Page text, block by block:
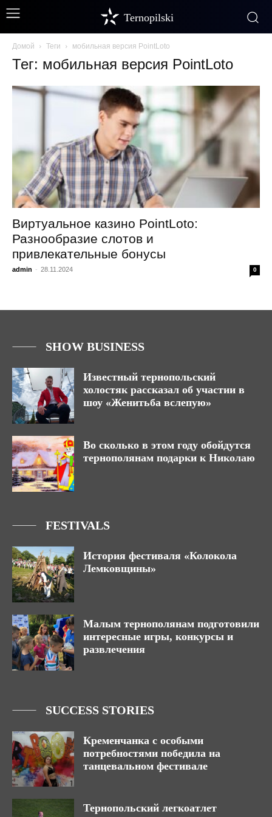
Ternopilski
Домой Теги мобильная версия PointLoto
Тег: мобильная версия PointLoto
Виртуальное казино PointLoto:
Разнообразие слотов и
привлекательные бонусы
admin - 28.11.2024 0
SHOW BUSINESS
Известный тернопольский
холостяк рассказал об участии в
шоу «Женитьба вслепую»
Во сколько в этом году обойдутся
тернополянам подарки к Николаю
FESTIVALS
История фестиваля «Колокола
Лемковщины»
Малым тернополянам подготовили
интересные игры, конкурсы и
развлечения
SUCCESS STORIES
Кременчанка с особыми
потребностями победила на
танцевальном фестивале
Тернопольский легкоатлет